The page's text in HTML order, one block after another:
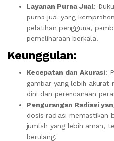
Layanan Purna Jual:
purna jual yang
pelatihan pengguna,
pemeliharaan berkala.
Keunggulan:
Kecepatan dan Akurasi:
gambar yang lebih akurat
dini dan perencanaan
Pengurangan Radiasi
dosis radiasi memastikan
jumlah yang lebih aman,
berulang.